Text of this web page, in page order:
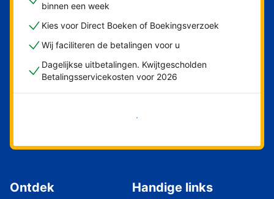
binnen een week
Kies voor Direct Boeken of Boekingsverzoek
Wij faciliteren de betalingen voor u
Dagelijkse uitbetalingen. Kwijtgescholden
Betalingsservicekosten voor 2026
Nu meteen beginnen
Ontdek Handige links